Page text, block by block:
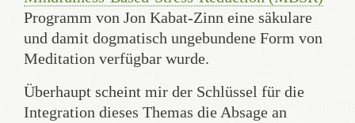
Programm von Jon Kabat-Zinn eine säkulare
und damit dogmatisch ungebundene Form von
Meditation verfügbar wurde.
Überhaupt scheint mir der Schlüssel für die
Integration dieses Themas die Absage an